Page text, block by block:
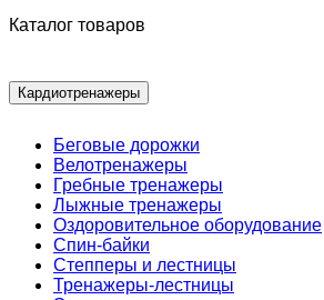
Каталог товаров
Кардиотренажеры
Беговые дорожки
Велотренажеры
Гребные тренажеры
Лыжные тренажеры
Оздоровительное оборудование
Спин-байки
Степперы и лестницы
Тренажеры-лестницы